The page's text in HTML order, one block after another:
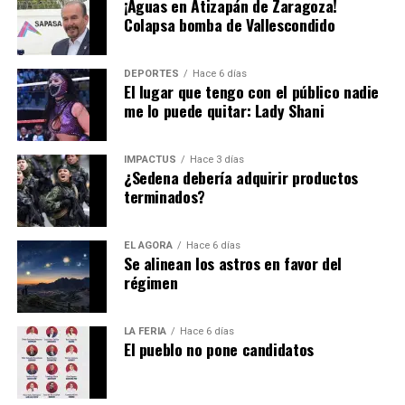
Hasta la fecha todavía es un misterio el motivo de la
renuncia de
Alfredo Vázquez… pero es de sabios
cambiar de opinión y la decisión está en el escritorio de
Pedro Rodríguez
las colonias Doctores, Buenos Aires o Peralvillo.
un trabajo conjunto.
¡Aguas en Atizapán de Zaragoza!
Colapsa bomba de Vallescondido
DEPORTES Hace 6 días
El lugar que tengo con el público nadie
me lo puede quitar: Lady Shani
IMPACTUS Hace 3 días
¿Sedena debería adquirir productos
terminados?
EL ÁGORA Hace 6 días
Se alinean los astros en favor del
régimen
LA FERIA Hace 6 días
El pueblo no pone candidatos